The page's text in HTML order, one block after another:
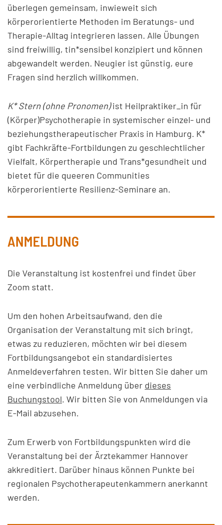
überlegen gemeinsam, inwieweit sich
körperorientierte Methoden im Beratungs- und
Therapie-Alltag integrieren lassen. Alle Übungen
sind freiwillig, tin*sensibel konzipiert und können
abgewandelt werden. Neugier ist günstig, eure
Fragen sind herzlich willkommen.
K* Stern (ohne Pronomen)ist Heilpraktiker_in für
(Körper)Psychotherapie in systemischer einzel- und
beziehungstherapeutischer Praxis in Hamburg. K*
gibt Fachkräfte-Fortbildungen zu geschlechtlicher
Vielfalt, Körpertherapie und Trans*gesundheit und
bietet für die queeren Communities
körperorientierte Resilienz-Seminare an.
ANMELDUNG
Die Veranstaltung ist kostenfrei und findet über
Zoom statt.
Um den hohen Arbeitsaufwand, den die
Organisation der Veranstaltung mit sich bringt,
etwas zu reduzieren, möchten wir bei diesem
Fortbildungsangebot ein standardisiertes
Anmeldeverfahren testen. Wir bitten Sie daher um
eine verbindliche Anmeldung über dieses
Buchungstool. Wir bitten Sie von Anmeldungen via
E-Mail abzusehen.
Zum Erwerb von Fortbildungspunkten wird die
Veranstaltung bei der Ärztekammer Hannover
akkreditiert. Darüber hinaus können Punkte bei
regionalen Psychotherapeutenkammern anerkannt
werden.